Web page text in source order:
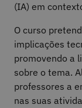
(IA) em
O curso
implicações
promovendo a
sobre o tema.
professores a
nas suas